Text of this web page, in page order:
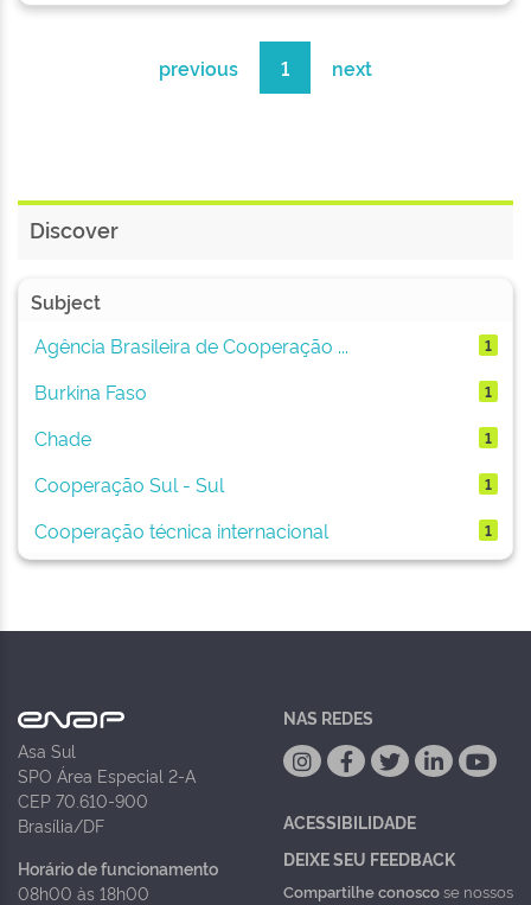
previous 1 next
Discover
Subject
Agência Brasileira de Cooperação ...
1
Burkina Faso 1
Chade 1
Cooperação Sul - Sul 1
Cooperação técnica internacional 1
Asa Sul
SPO Área Especial 2-A
CEP 70.610-900
Brasília/DF
Horário de funcionamento
08h00 às 18h00
NAS REDES
ACESSIBILIDADE
DEIXE SEU FEEDBACK
Compartilhe conoscose nossos